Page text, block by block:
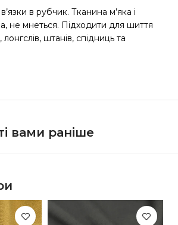
в рубчик. Тканина м’яка і
не мнеться. Підходити для шиття
штанів, спідниць та
вами раніше